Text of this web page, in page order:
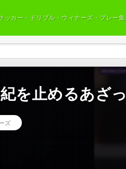
ッカー・ドリブル・ウィナーズ・プレー
を止めるあざ
ズ